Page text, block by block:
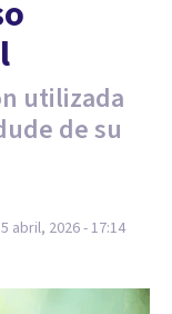
utilizada
de su
abril, 2026 - 17:14